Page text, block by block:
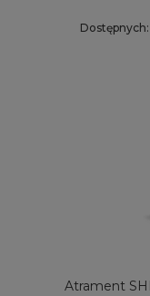
Atrament